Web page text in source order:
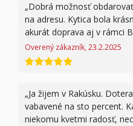
Dobrá možnosť
na adresu. Kytica bola
akurát doprava aj v rámci
Overený zákazník, 23.2.2025
hodnotenie 5 z 5
Ja žijem v Rakúsku.
vabavené na sto percent.
niekomu kvetmi radosť,